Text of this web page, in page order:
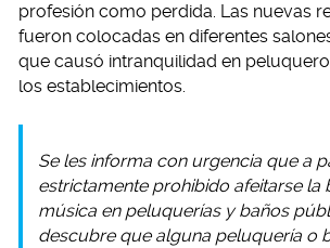
profesión como perdida. Las nuevas
fueron colocadas en diferentes
que causó intranquilidad en
los establecimientos.
Se les informa con urgencia que a
estrictamente prohibido afeitarse la
música en peluquerías y baños
descubre que alguna peluquería o